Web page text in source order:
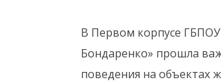
В Первом корпусе
Бондаренко» прошла
поведения на объектах